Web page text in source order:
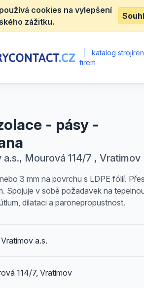
cookies na vylepšení
zážitku.
katalog
firem
- pásy -
Mourová 114/7 , Vratimov
3 mm na povrchu s LDPE fólií.
Spojuje v sobě požadavek na
dilataci a paronepropustnost.
a.s.
114/7, Vratimov